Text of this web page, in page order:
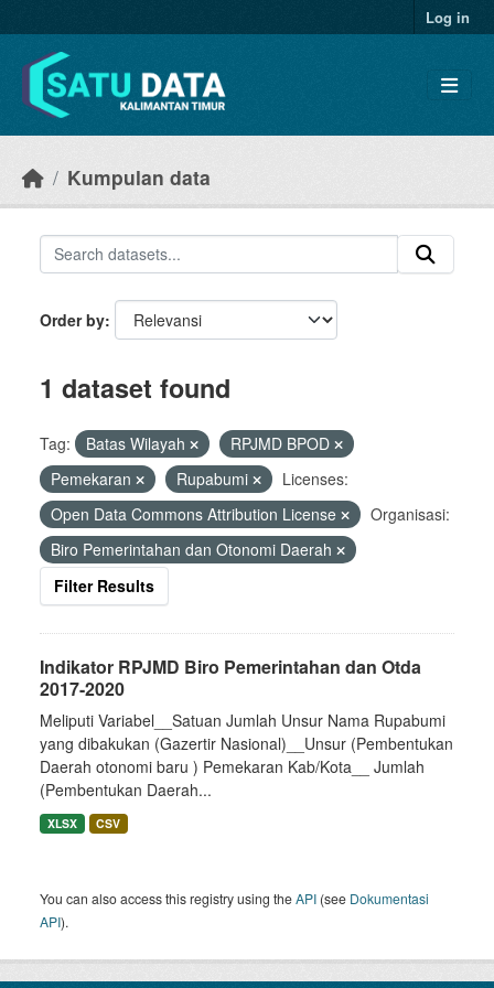
Log in
Kumpulan data
Order by
1 dataset found
Tag: Batas Wilayah
RPJMD BPOD
Pemekaran
Rupabumi
Licenses:
Open Data Commons Attribution License
Organisasi:
Biro Pemerintahan dan Otonomi Daerah
Filter Results
Indikator RPJMD Biro Pemerintahan dan Otda
2017-2020
Meliputi Variabel__Satuan Jumlah Unsur Nama Rupabumi
yang dibakukan (Gazertir Nasional)__Unsur (Pembentukan
Daerah otonomi baru ) Pemekaran Kab/Kota__ Jumlah
(Pembentukan Daerah...
XLSX CSV
You can also access this registry using theAPI (see Dokumentasi
API).